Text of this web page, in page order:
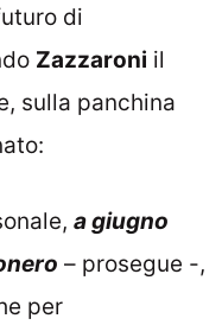
di
Zazzaroni il
sulla panchina
a giugno
– prosegue -,
per